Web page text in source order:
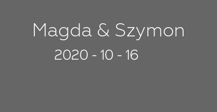
Magda & Szymon
2020 - 10 - 16